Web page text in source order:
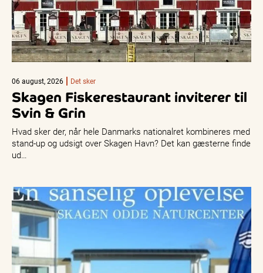
06 august, 2026 Det sker
Skagen Fiskerestaurant inviterer til
Svin & Grin
Hvad sker der, når hele Danmarks nationalret kombineres med
stand-up og udsigt over Skagen Havn? Det kan gæsterne finde
ud…